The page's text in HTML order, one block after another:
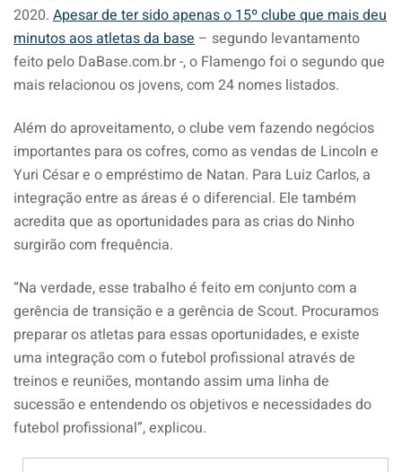
2020. Apesar de ter sido apenas o 15º clube que mais deu
minutos aos atletas da base – segundo levantamento
feito pelo DaBase.com.br -, o Flamengo foi o segundo que
mais relacionou os jovens, com 24 nomes listados.
Além do aproveitamento, o clube vem fazendo negócios
importantes para os cofres, como as vendas de Lincoln e
Yuri César e o empréstimo de Natan. Para Luiz Carlos, a
integração entre as áreas é o diferencial. Ele também
acredita que as oportunidades para as crias do Ninho
surgirão com frequência.
“Na verdade, esse trabalho é feito em conjunto com a
gerência de transição e a gerência de Scout. Procuramos
preparar os atletas para essas oportunidades, e existe
uma integração com o futebol profissional através de
treinos e reuniões, montando assim uma linha de
sucessão e entendendo os objetivos e necessidades do
futebol profissional”, explicou.